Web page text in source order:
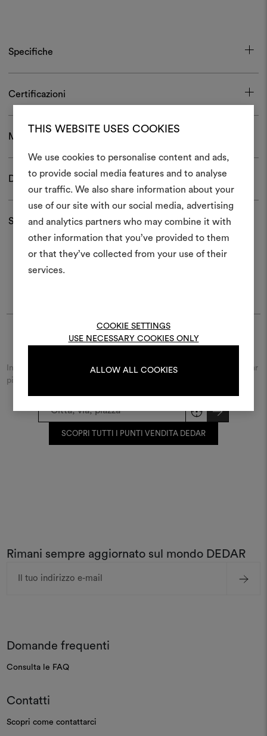
THIS WEBSITE USES COOKIES
We use cookies to personalise content and ads,
to provide social media features and to analyse
our traffic. We also share information about your
use of our site with our social media, advertising
and analytics partners who may combine it with
other information that you’ve provided to them
or that they’ve collected from your use of their
services.
COOKIE SETTINGS
USE NECESSARY COOKIES ONLY
ALLOW ALL COOKIES
Specifiche
Certificazioni
Manutenzione e confezionamento
Download
Spedizioni e resi
Trova Dedar
Inserisci il nome della città o della via e scopri il rivenditore Dedar
più vicino a te.
SCOPRI TUTTI I PUNTI VENDITA DEDAR
Rimani sempre aggiornato sul mondo DEDAR
Domande frequenti
Consulta le FAQ
Contatti
Scopri come contattarci
Crea
Uno strumento interattivo
e condividere le tue idee,
REGISTRATI